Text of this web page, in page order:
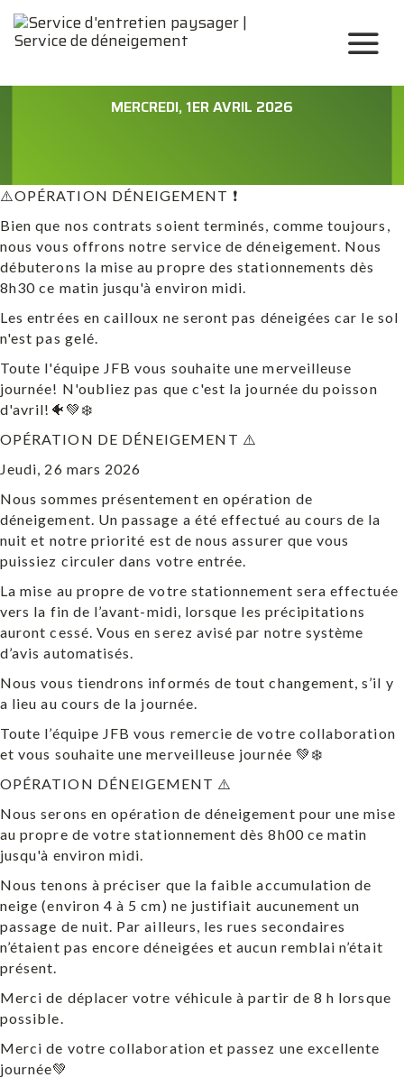
MERCREDI, 1ER AVRIL 2026
⚠️OPÉRATION DÉNEIGEMENT ❗
Bien que nos contrats soient terminés, comme toujours,
nous vous offrons notre service de déneigement. Nous
débuterons la mise au propre des stationnements dès
8h30 ce matin jusqu'à environ midi.
Les entrées en cailloux ne seront pas déneigées car le sol
n'est pas gelé.
Toute l'équipe JFB vous souhaite une merveilleuse
journée! N'oubliez pas que c'est la journée du poisson
d'avril!🐠💚❄️
OPÉRATION DE DÉNEIGEMENT ⚠️
Jeudi, 26 mars 2026
Nous sommes présentement en opération de
déneigement. Un passage a été effectué au cours de la
nuit et notre priorité est de nous assurer que vous
puissiez circuler dans votre entrée.
La mise au propre de votre stationnement sera effectuée
vers la fin de l’avant-midi, lorsque les précipitations
auront cessé. Vous en serez avisé par notre système
d’avis automatisés.
Nous vous tiendrons informés de tout changement, s’il y
a lieu au cours de la journée.
Toute l’équipe JFB vous remercie de votre collaboration
et vous souhaite une merveilleuse journée 💚❄️
OPÉRATION DÉNEIGEMENT ⚠️
Nous serons en opération de déneigement pour une mise
au propre de votre stationnement dès 8h00 ce matin
jusqu'à environ midi.
Nous tenons à préciser que la faible accumulation de
neige (environ 4 à 5 cm) ne justifiait aucunement un
passage de nuit. Par ailleurs, les rues secondaires
n’étaient pas encore déneigées et aucun remblai n’était
présent.
Merci de déplacer votre véhicule à partir de 8 h lorsque
possible.
Merci de votre collaboration et passez une excellente
journée💚